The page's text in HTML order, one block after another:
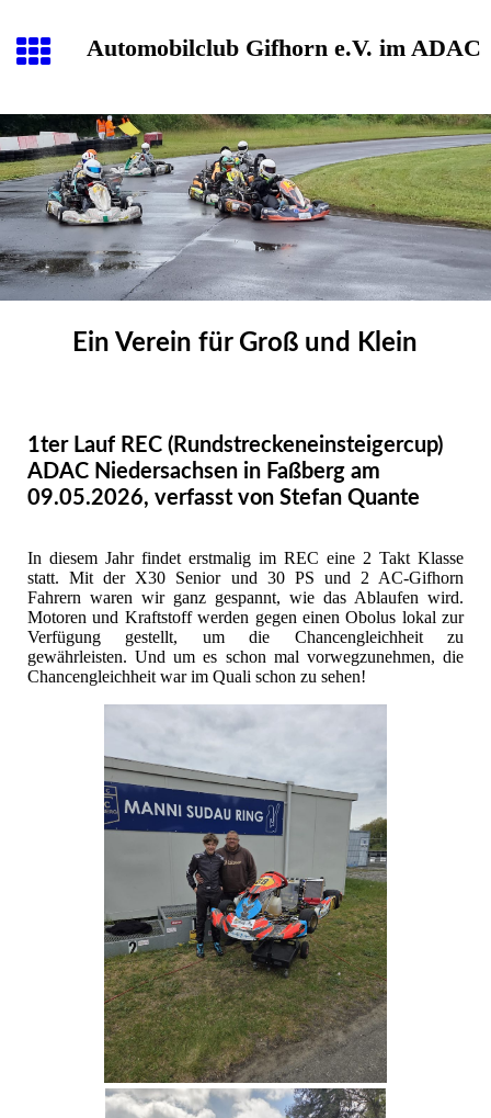
Automobilclub Gifhorn e.V. im ADAC
Ein Verein für Groß und Klein
1ter Lauf REC (Rundstreckeneinsteigercup)
ADAC Niedersachsen in Faßberg am
09.05.2026, verfasst von Stefan Quante
In diesem Jahr findet erstmalig im REC eine 2 Takt Klasse
statt. Mit der X30 Senior und 30 PS und 2 AC-Gifhorn
Fahrern waren wir ganz gespannt, wie das Ablaufen wird.
Motoren und Kraftstoff werden gegen einen Obolus lokal zur
Verfügung gestellt, um die Chancengleichheit zu
gewährleisten. Und um es schon mal vorwegzunehmen, die
Chancengleichheit war im Quali schon zu sehen!